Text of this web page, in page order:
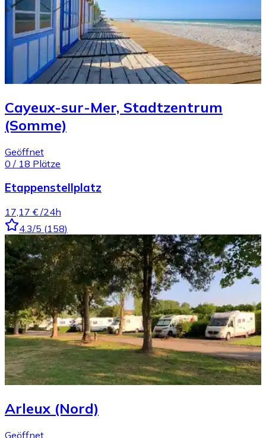
Cayeux-sur-Mer, Stadtzentrum
(Somme)
Geöffnet
0 / 18 Plätze
Etappenstellplatz
17,17 € /24h
4.3/5 (158)
Arleux (Nord)
Geöffnet